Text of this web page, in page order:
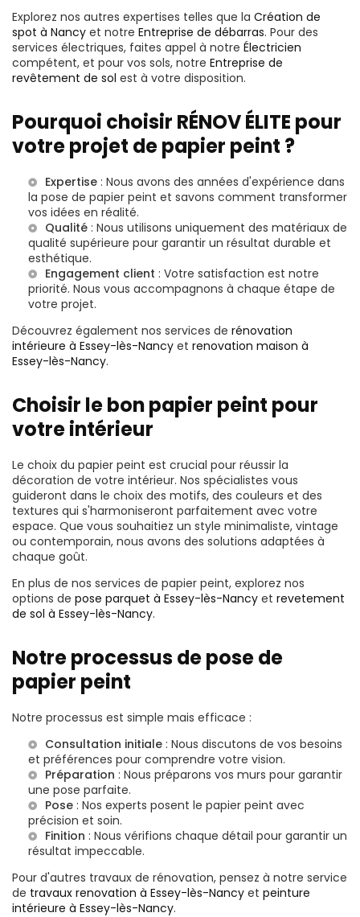
Explorez nos autres expertises telles que la Création de
spot à Nancy et notre Entreprise de débarras. Pour des
services électriques, faites appel à notre Électricien
compétent, et pour vos sols, notre Entreprise de
revêtement de sol est à votre disposition.
Pourquoi choisir RÉNOV ÉLITE pour
votre projet de papier peint ?
Expertise : Nous avons des années d'expérience dans
la pose de papier peint et savons comment transformer
vos idées en réalité.
Qualité : Nous utilisons uniquement des matériaux de
qualité supérieure pour garantir un résultat durable et
esthétique.
Engagement client : Votre satisfaction est notre
priorité. Nous vous accompagnons à chaque étape de
votre projet.
Découvrez également nos services de rénovation
intérieure à Essey-lès-Nancy et renovation maison à
Essey-lès-Nancy.
Choisir le bon papier peint pour
votre intérieur
Le choix du papier peint est crucial pour réussir la
décoration de votre intérieur. Nos spécialistes vous
guideront dans le choix des motifs, des couleurs et des
textures qui s'harmoniseront parfaitement avec votre
espace. Que vous souhaitiez un style minimaliste, vintage
ou contemporain, nous avons des solutions adaptées à
chaque goût.
En plus de nos services de papier peint, explorez nos
options de pose parquet à Essey-lès-Nancy et revetement
de sol à Essey-lès-Nancy.
Notre processus de pose de
papier peint
Notre processus est simple mais efficace :
Consultation initiale : Nous discutons de vos besoins
et préférences pour comprendre votre vision.
Préparation : Nous préparons vos murs pour garantir
une pose parfaite.
Pose : Nos experts posent le papier peint avec
précision et soin.
Finition : Nous vérifions chaque détail pour garantir un
résultat impeccable.
Pour d'autres travaux de rénovation, pensez à notre service
de travaux renovation à Essey-lès-Nancy et peinture
intérieure à Essey-lès-Nancy.